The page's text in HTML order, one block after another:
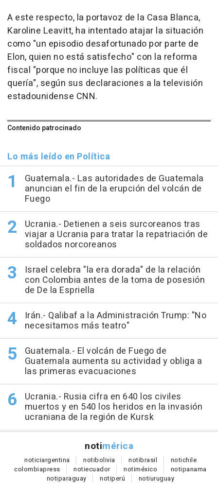
A este respecto, la portavoz de la Casa Blanca,
Karoline Leavitt, ha intentado atajar la situación
como "un episodio desafortunado por parte de
Elon, quien no está satisfecho" con la reforma
fiscal "porque no incluye las políticas que él
quería", según sus declaraciones a la televisión
estadounidense CNN.
Contenido patrocinado
Lo más leído en Política
Guatemala.- Las autoridades de Guatemala
anuncian el fin de la erupción del volcán de
Fuego
Ucrania.- Detienen a seis surcoreanos tras
viajar a Ucrania para tratar la repatriación de
soldados norcoreanos
Israel celebra "la era dorada" de la relación
con Colombia antes de la toma de posesión
de De la Espriella
Irán.- Qalibaf a la Administración Trump: "No
necesitamos más teatro"
Guatemala.- El volcán de Fuego de
Guatemala aumenta su actividad y obliga a
las primeras evacuaciones
Ucrania.- Rusia cifra en 640 los civiles
muertos y en 540 los heridos en la invasión
ucraniana de la región de Kursk
notimérica
noticiargentina notibolivia notibrasil notichile
colombiapress notiecuador notiméxico notipanama
notiparaguay notiperú notiuruguay